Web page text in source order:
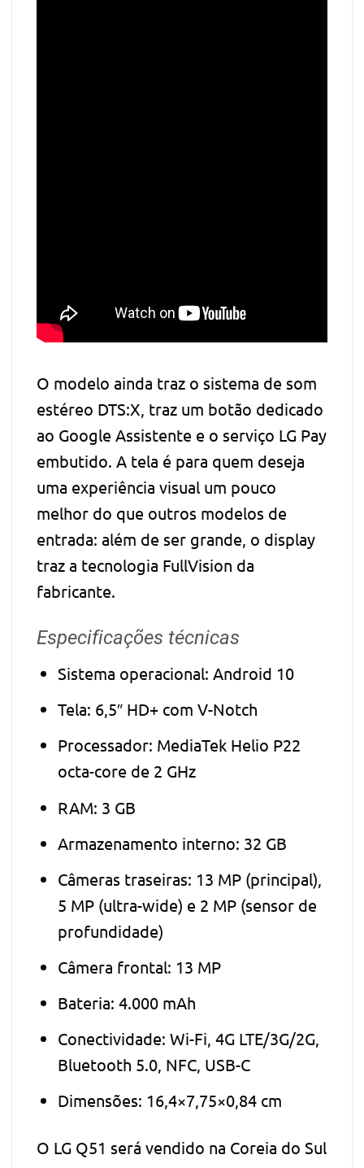
O modelo ainda traz o sistema de som
estéreo DTS:X, traz um botão dedicado
ao Google Assistente e o serviço LG Pay
embutido. A tela é para quem deseja
uma experiência visual um pouco
melhor do que outros modelos de
entrada: além de ser grande, o display
traz a tecnologia FullVision da
fabricante.
Especificações técnicas
Sistema operacional: Android 10
Tela: 6,5″ HD+ com V-Notch
Processador: MediaTek Helio P22
octa-core de 2 GHz
RAM: 3 GB
Armazenamento interno: 32 GB
Câmeras traseiras: 13 MP (principal),
5 MP (ultra-wide) e 2 MP (sensor de
profundidade)
Câmera frontal: 13 MP
Bateria: 4.000 mAh
Conectividade: Wi-Fi, 4G LTE/3G/2G,
Bluetooth 5.0, NFC, USB-C
Dimensões: 16,4×7,75×0,84 cm
O LG Q51 será vendido na Coreia do Sul